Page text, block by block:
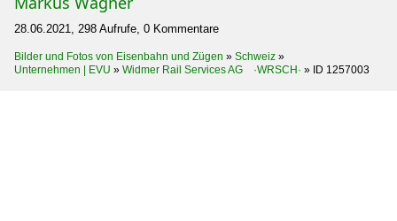
28.06.2021, 298 Aufrufe, 0 Kommentare
Bilder und Fotos von Eisenbahn und Zügen » Schweiz »
Unternehmen | EVU » Widmer Rail Services AG ·WRSCH· » ID 1257003